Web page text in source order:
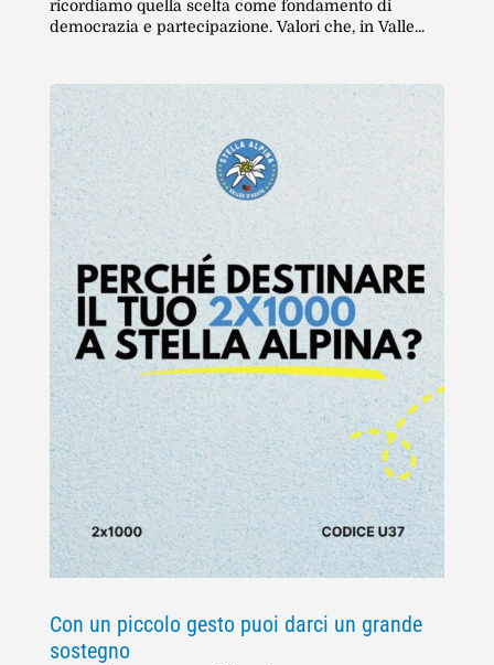
ricordiamo quella scelta come fondamento di
democrazia e partecipazione. Valori che, in Valle...
Con un piccolo gesto puoi darci un grande
sostegno